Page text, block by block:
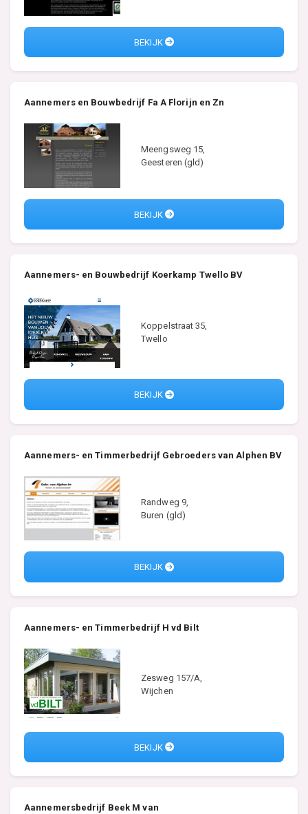
BEKIJK
Aannemers en Bouwbedrijf Fa A Florijn en Zn
Meengsweg 15,
Geesteren (gld)
BEKIJK
Aannemers- en Bouwbedrijf Koerkamp Twello BV
Koppelstraat 35,
Twello
BEKIJK
Aannemers- en Timmerbedrijf Gebroeders van Alphen BV
Randweg 9,
Buren (gld)
BEKIJK
Aannemers- en Timmerbedrijf H vd Bilt
Zesweg 157/A,
Wijchen
BEKIJK
Aannemersbedrijf Beek M van